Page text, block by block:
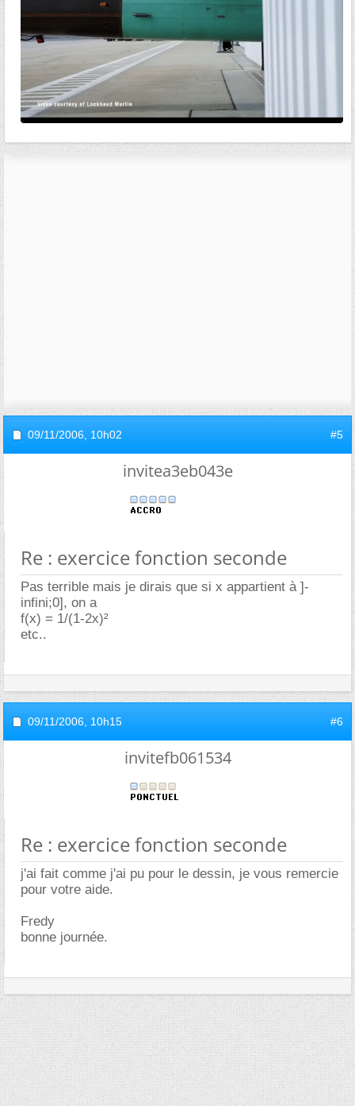
09/11/2006, 10h02 #5
invitea3eb043e
Re : exercice fonction seconde
Pas terrible mais je dirais que si x appartient à ]-
infini;0], on a
f(x) = 1/(1-2x)²
etc..
09/11/2006, 10h15 #6
invitefb061534
Re : exercice fonction seconde
j'ai fait comme j'ai pu pour le dessin, je vous remercie
pour votre aide.
Fredy
bonne journée.